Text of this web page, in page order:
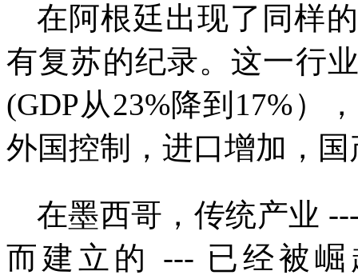
在阿根廷出现了同样
有复苏的纪录。这一行
(GDP从23%降到 17%）
外国控制，进口增加，
在墨西哥，传统产业
而建立的
--- 已经被